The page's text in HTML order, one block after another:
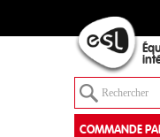
COMMANDE